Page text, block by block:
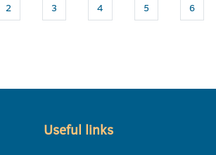
2 3 4 5 6
Useful links